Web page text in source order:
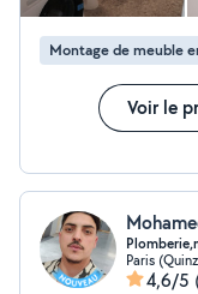
Montage de meuble
Voir le
Paris
4,6/5